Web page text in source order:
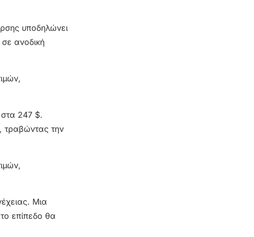
υποδηλώνει
ανοδική
247 $.
τραβώντας την
Μια
επίπεδο θα